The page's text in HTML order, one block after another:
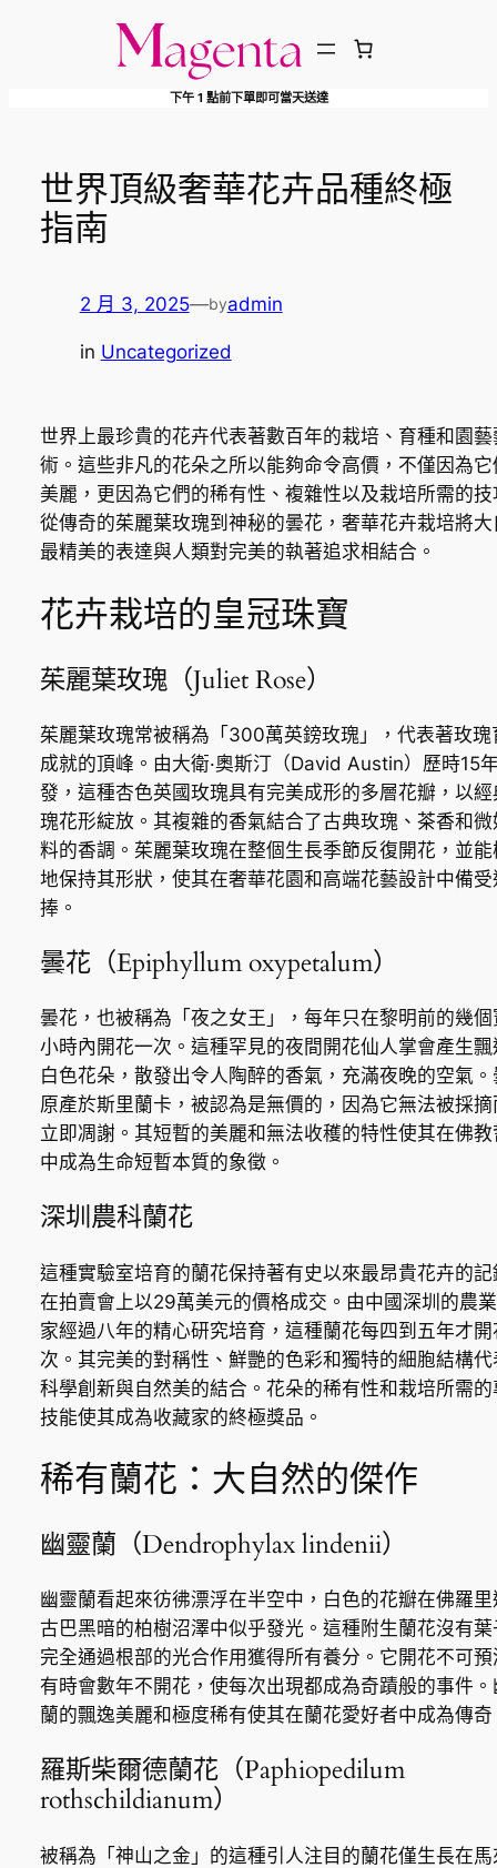
下午 1 點前下單即可當天送達
世界頂級奢華花卉品種終極
指南
2 月 3, 2025—byadmin
in Uncategorized
世界上最珍貴的花卉代表著數百年的栽培、育種和園藝
術。這些非凡的花朵之所以能夠命令高價，不僅因為它
美麗，更因為它們的稀有性、複雜性以及栽培所需的技
從傳奇的茱麗葉玫瑰到神秘的曇花，奢華花卉栽培將大
最精美的表達與人類對完美的執著追求相結合。
花卉栽培的皇冠珠寶
茱麗葉玫瑰（Juliet Rose）
茱麗葉玫瑰常被稱為「300萬英鎊玫瑰」，代表著玫瑰
成就的頂峰。由大衛·奧斯汀（David Austin）歷時15
發，這種杏色英國玫瑰具有完美成形的多層花瓣，以經
瑰花形綻放。其複雜的香氣結合了古典玫瑰、茶香和微
料的香調。茱麗葉玫瑰在整個生長季節反復開花，並能
地保持其形狀，使其在奢華花園和高端花藝設計中備受
捧。
曇花（Epiphyllum oxypetalum）
曇花，也被稱為「夜之女王」，每年只在黎明前的幾個
小時內開花一次。這種罕見的夜間開花仙人掌會產生飄
白色花朵，散發出令人陶醉的香氣，充滿夜晚的空氣。
原產於斯里蘭卡，被認為是無價的，因為它無法被採摘
立即凋謝。其短暫的美麗和無法收穫的特性使其在佛教
中成為生命短暫本質的象徵。
深圳農科蘭花
這種實驗室培育的蘭花保持著有史以來最昂貴花卉的記
在拍賣會上以29萬美元的價格成交。由中國深圳的農
家經過八年的精心研究培育，這種蘭花每四到五年才開
次。其完美的對稱性、鮮艷的色彩和獨特的細胞結構代
科學創新與自然美的結合。花朵的稀有性和栽培所需的
技能使其成為收藏家的終極獎品。
稀有蘭花：大自然的傑作
幽靈蘭（Dendrophylax lindenii）
幽靈蘭看起來彷彿漂浮在半空中，白色的花瓣在佛羅里
古巴黑暗的柏樹沼澤中似乎發光。這種附生蘭花沒有葉
完全通過根部的光合作用獲得所有養分。它開花不可預
有時會數年不開花，使每次出現都成為奇蹟般的事件。
蘭的飄逸美麗和極度稀有使其在蘭花愛好者中成為傳奇
羅斯柴爾德蘭花（Paphiopedilum
rothschildianum）
被稱為「神山之金」的這種引人注目的蘭花僅生長在馬